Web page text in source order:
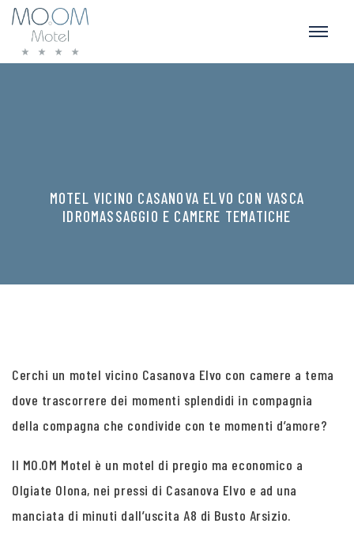
MOTEL VICINO CASANOVA ELVO CON VASCA
IDROMASSAGGIO E CAMERE TEMATICHE
Cerchi un motel vicino Casanova Elvo con camere a tema
dove trascorrere dei momenti splendidi in compagnia
della compagna che condivide con te momenti d’amore?
Il MO.OM Motel è un motel di pregio ma economico a
Olgiate Olona, nei pressi di Casanova Elvo e ad una
manciata di minuti dall’uscita A8 di Busto Arsizio.